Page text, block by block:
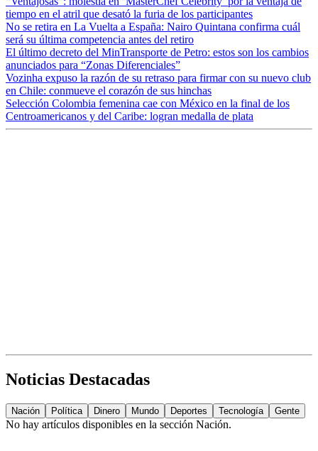
tiempo en el atril que desató la furia de los participantes
No se retira en La Vuelta a España: Nairo Quintana confirma cuál
será su última competencia antes del retiro
El último decreto del MinTransporte de Petro: estos son los cambios
anunciados para “Zonas Diferenciales”
Vozinha expuso la razón de su retraso para firmar con su nuevo club
en Chile: conmueve el corazón de sus hinchas
Selección Colombia femenina cae con México en la final de los
Centroamericanos y del Caribe: logran medalla de plata
Noticias Destacadas
Nación Política Dinero Mundo Deportes Tecnología Gente
No hay artículos disponibles en la sección Nación.